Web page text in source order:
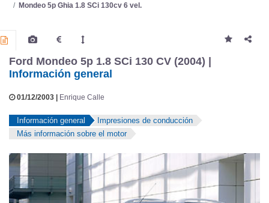
Mondeo 5p Ghia 1.8 SCi 130cv 6 vel.
Ford Mondeo 5p 1.8 SCi 130 CV (2004) |
Información general
01/12/2003 | Enrique Calle
Información general
Impresiones de conducción
Más información sobre el motor